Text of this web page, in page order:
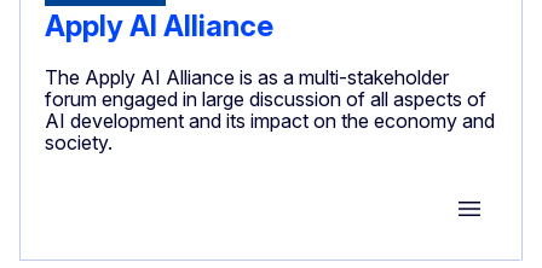
Apply AI Alliance
The Apply AI Alliance is as a multi-stakeholder
forum engaged in large discussion of all aspects of
AI development and its impact on the economy and
society.
Group